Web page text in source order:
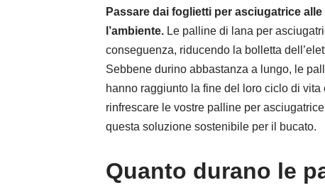
Passare dai foglietti per asciugatrice
l’ambiente. Le palline di lana per
conseguenza, riducendo la bolletta
Sebbene durino abbastanza a lungo, le
hanno raggiunto la fine del loro ciclo di
rinfrescare le vostre palline per
questa soluzione sostenibile per il bucato.
Quanto durano le